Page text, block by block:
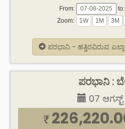
From:
to:
Zoom:
ಪರಭಾನಿ - ಹತ್ತಿರವಿರುವ
ಪರಭಾನಿ :
07
₹